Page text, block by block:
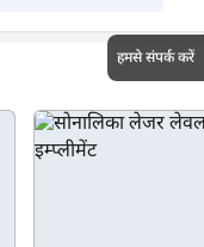
हमसे संपर्क करें